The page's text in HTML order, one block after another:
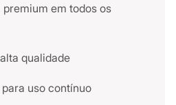
premium em todos os
qualidade
para uso contínuo